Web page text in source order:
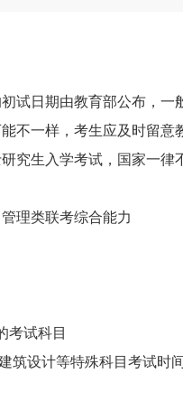
日期由教育部公布，一
一样，考生应及时留意
生入学考试，国家一律
理类联考综合能力
试科目
设计等特殊科目考试时间